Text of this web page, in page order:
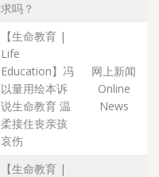
求吗？
【生命教育 |
Life
Education】冯
以量用绘本诉
说生命教育 温
柔接住丧亲孩
哀伤
网上新闻
Online
News
【生命教育 |